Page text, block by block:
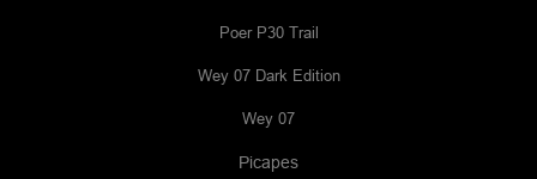
Poer P30 Trail
Wey 07 Dark Edition
Wey 07
Picapes